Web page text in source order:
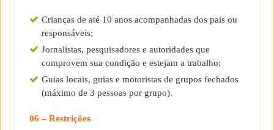
Crianças de até 10 anos acompanhadas dos pais ou
responsáveis;
Jornalistas, pesquisadores e autoridades que
comprovem sua condição e estejam a trabalho;
Guias locais, guias e motoristas de grupos fechados
(máximo de 3 pessoas por grupo).
06 – Restrições